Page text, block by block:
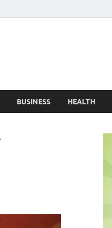
BUSINESS HEALTH